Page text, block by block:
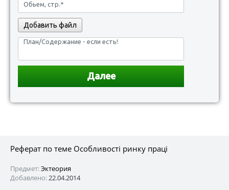
Добавить файл
Реферат по теме Особливості ринку праці
Предмет:Эктеория
Добавлено:22.04.2014